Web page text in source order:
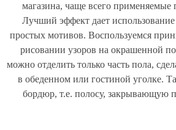
магазина, чаще всего применяемые
Лучший эффект дает
простых мотивов. Воспользуемся
рисовании узоров на окрашенной
можно отделить только часть пола,
в обеденном или гостиной уголке.
бордюр, т.е. полосу, закрывающую